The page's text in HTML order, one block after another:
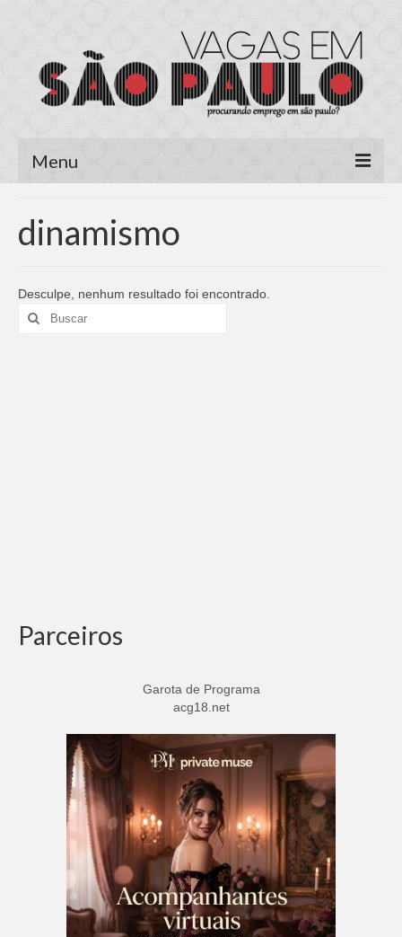
Menu
Área do Candidato
Meus Currículos
dinamismo
Desculpe, nenhum resultado foi encontrado.
Buscar
por:
Parceiros
Garota de Programa
acg18.net